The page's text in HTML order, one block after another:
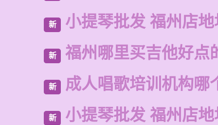
新 小提琴批发 福州店地
新 福州哪里买吉他好点
新 成人唱歌培训机构哪
新 小提琴批发 福州店